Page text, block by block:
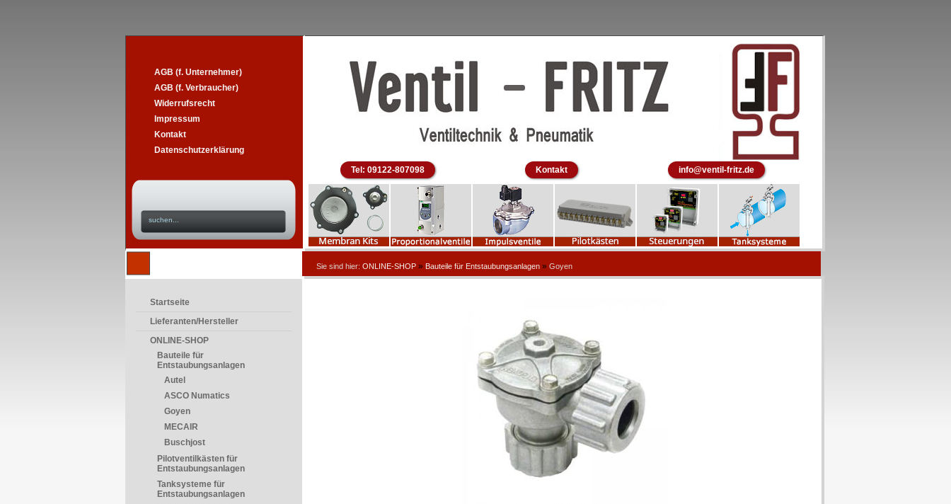
AGB (f. Unternehmer)
AGB (f. Verbraucher)
Widerrufsrecht
Impressum
Kontakt
Datenschutzerklärung
Tel: 09122-807098
Kontakt info@ventil-fritz.de
Sie sind hier: ONLINE-SHOP » Bauteile für Entstaubungsanlagen » Goyen
Startseite
Lieferanten/Hersteller
ONLINE-SHOP
Bauteile für
Entstaubungsanlagen
Autel
ASCO Numatics
Goyen
MECAIR
Buschjost
Pilotventilkästen für
Entstaubungsanlagen
Tanksysteme für
Entstaubungsanlagen